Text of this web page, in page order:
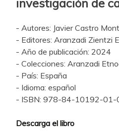
investigación de
- Autores: Javier Castro
- Editores: Aranzadi Zientzi
- Año de publicación: 2024
- Colecciones: Aranzadi
- País: España
- Idioma: español
- ISBN: 978-84-10192-01-
Descarga el libro